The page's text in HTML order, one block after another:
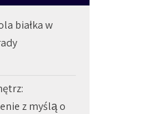
białka w
z myślą o